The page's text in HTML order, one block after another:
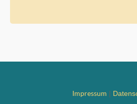
Impressum |